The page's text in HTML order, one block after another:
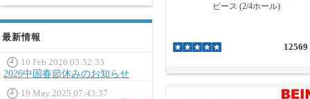
最新情報
10 Feb 2026 03:52:33
2026中国春節休みのお知らせ
19 May 2025 07:43:37
ピース (2/4ホール)
12569